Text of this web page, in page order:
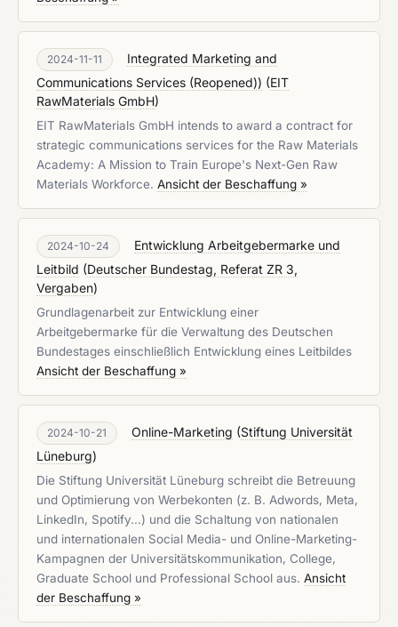
2024-11-11
Integrated Marketing and
Communications Services (Reopened)) (EIT
RawMaterials GmbH)
EIT RawMaterials GmbH intends to award a contract for
strategic communications services for the Raw Materials
Academy: A Mission to Train Europe's Next-Gen Raw
Materials Workforce. Ansicht der Beschaffung »
2024-10-24
Entwicklung Arbeitgebermarke und
Leitbild (Deutscher Bundestag, Referat ZR 3,
Vergaben)
Grundlagenarbeit zur Entwicklung einer
Arbeitgebermarke für die Verwaltung des Deutschen
Bundestages einschließlich Entwicklung eines Leitbildes
Ansicht der Beschaffung »
2024-10-21 Online-Marketing (Stiftung Universität
Lüneburg)
Die Stiftung Universität Lüneburg schreibt die Betreuung
und Optimierung von Werbekonten (z. B. Adwords, Meta,
LinkedIn, Spotify...) und die Schaltung von nationalen
und internationalen Social Media- und Online-Marketing-
Kampagnen der Universitätskommunikation, College,
Graduate School und Professional School aus. Ansicht
der Beschaffung »